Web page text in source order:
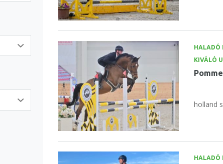
HALADÓ
KIVÁLÓ
holland
HALADÓ